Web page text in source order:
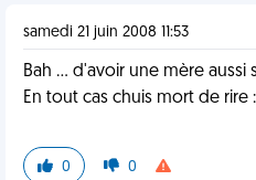
samedi 21 juin 2008 11:53
Bah ... d'avoir une mère aussi
En tout cas chuis mort de rire
0 0